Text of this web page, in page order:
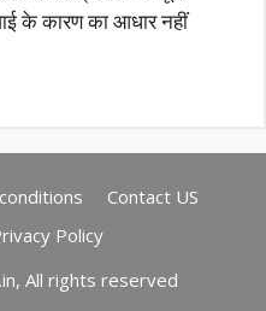
के कारण का आधार नहीं
Contact US
Policy
All rights reserved